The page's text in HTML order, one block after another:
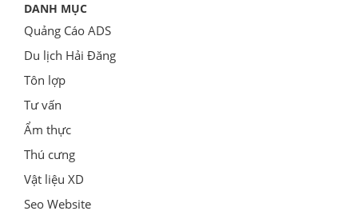
DANH MỤC
Quảng Cáo ADS
Du lịch Hải Đăng
Tôn lợp
Tư vấn
Ẩm thực
Thú cưng
Vật liệu XD
Seo Website